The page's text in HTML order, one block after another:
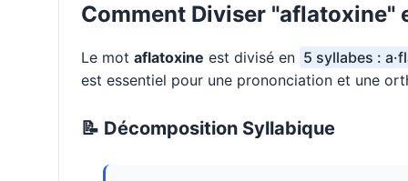
Comment Diviser "aflatoxine"
Le mot aflatoxine est divisé en 5 syllabes :
est essentiel pour une prononciation et une
📝 Décomposition Syllabique